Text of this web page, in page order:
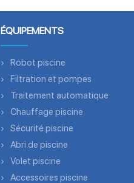
ÉQUIPEMENTS
Robot piscine
Filtration et pompes
Traitement automatique
Chauffage piscine
Sécurité piscine
Abri de piscine
Volet piscine
Accessoires piscine